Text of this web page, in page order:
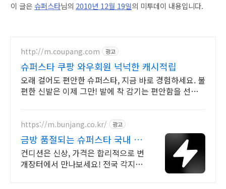
이 글은 슈퍼스타님의 2010년 12월 19일의 미투데이 내용입니다.
http://m.coupang.com 광고
슈퍼스타 쿠팡 와우회원 넉넉한 캐시적립
오래 걸어도 편안한 슈퍼스타, 지금 바로 경험하세요. 불
편한 신발은 이제 그만! 발에 착 감기는 편안함을 선물
https://m.bunjang.co.kr/ 광고
금방 품절되는 슈퍼스타 국내 최
대 브랜드 중고거래
컨디션은 신상, 가격은 합리적으로 번
개장터에서 만나보세요! 전국 각지에